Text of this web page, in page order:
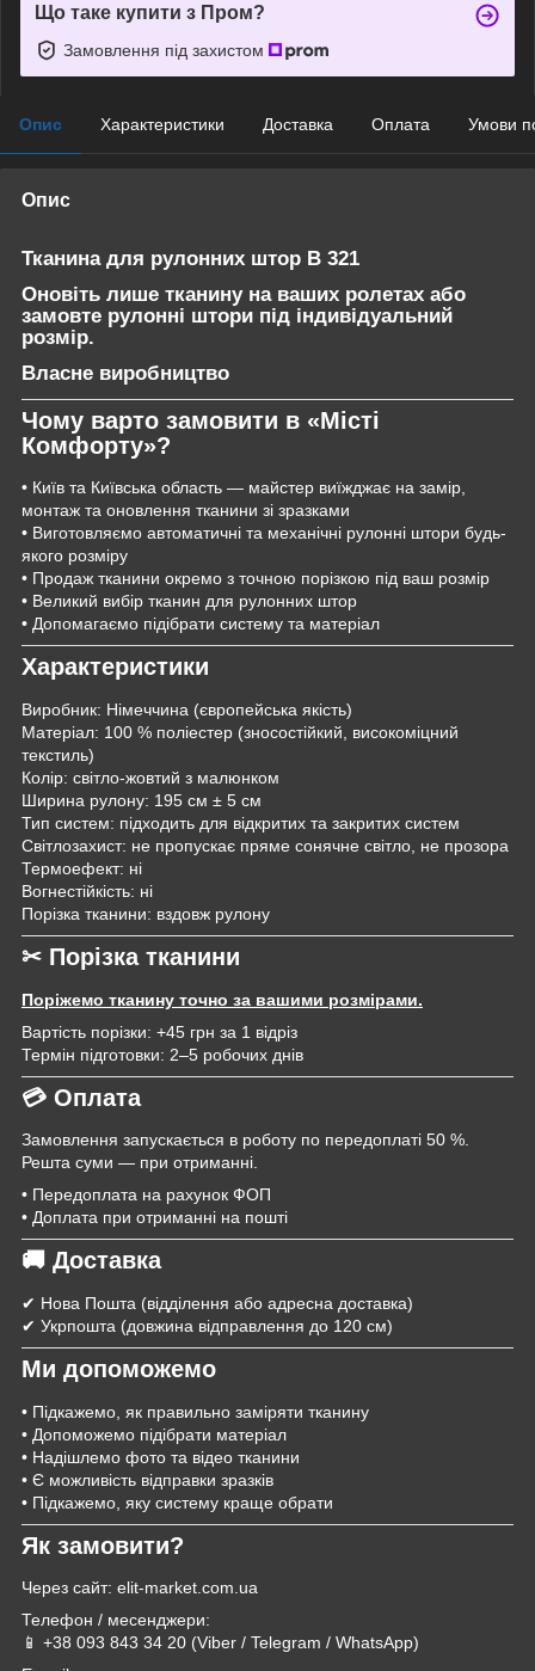
Що таке купити з Пром?
Замовлення під захистом
Опис Характеристики Доставка Оплата Умови
Опис
Тканина для рулонних штор B 321
Оновіть лише тканину на ваших ролетах або
замовте рулонні штори під індивідуальний
розмір.
Власне виробництво
Чому варто замовити в «Місті
Комфорту»?
• Київ та Київська область — майстер виїжджає на замір,
монтаж та оновлення тканини зі зразками
• Виготовляємо автоматичні та механічні рулонні штори будь-
якого розміру
• Продаж тканини окремо з точною порізкою під ваш розмір
• Великий вибір тканин для рулонних штор
• Допомагаємо підібрати систему та матеріал
Характеристики
Виробник: Німеччина (європейська якість)
Матеріал: 100 % поліестер (зносостійкий, високоміцний
текстиль)
Колір: світло-жовтий з малюнком
Ширина рулону: 195 см ± 5 см
Тип систем: підходить для відкритих та закритих систем
Світлозахист: не пропускає пряме сонячне світло, не прозора
Термоефект: ні
Вогнестійкість: ні
Порізка тканини: вздовж рулону
✂ Порізка тканини
Поріжемо тканину точно за вашими розмірами.
Вартість порізки: +45 грн за 1 відріз
Термін підготовки: 2–5 робочих днів
💳 Оплата
Замовлення запускається в роботу по передоплаті 50 %.
Решта суми — при отриманні.
• Передоплата на рахунок ФОП
• Доплата при отриманні на пошті
🚚 Доставка
✔ Нова Пошта (відділення або адресна доставка)
✔ Укрпошта (довжина відправлення до 120 см)
Ми допоможемо
• Підкажемо, як правильно заміряти тканину
• Допоможемо підібрати матеріал
• Надішлемо фото та відео тканини
• Є можливість відправки зразків
• Підкажемо, яку систему краще обрати
Як замовити?
Через сайт: elit-market.com.ua
Телефон / месенджери:
📱 +38 093 843 34 20 (Viber / Telegram / WhatsApp)